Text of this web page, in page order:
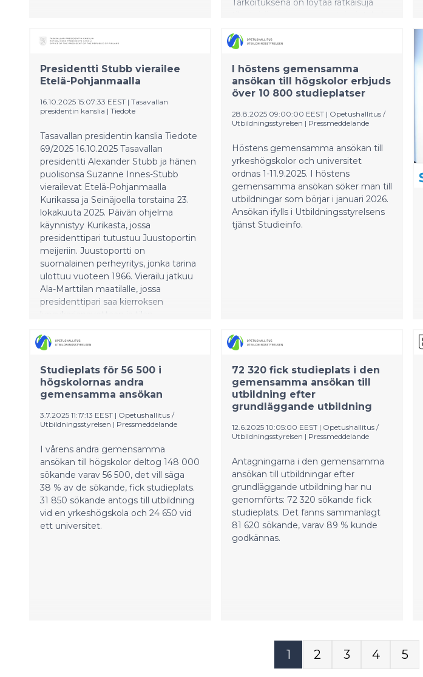
Tarkoituksena on löytää ratkaisuja
”Meidän on varmistettava, ettei
koulutusjärjestelmässä
väliinputoajaksi silloin, kun
toimintakyky ei riitä
Kuntouttavan opetuksen selvityksellä
haemme konkreettisia ratkaisuja ja
toimivia yhteistyömalleja nuorten
tueksi”, toteaa Kuntaliiton
erityisasiantuntija Ilkka Eronen.
Presidentti Stubb vierailee
Etelä-Pohjanmaalla
16.10.2025 15:07:33 EEST | Tasavallan
presidentin kanslia | Tiedote
Tasavallan presidentin kanslia Tiedote
69/2025 16.10.2025 Tasavallan
presidentti Alexander Stubb ja hänen
puolisonsa Suzanne Innes-Stubb
vierailevat Etelä-Pohjanmaalla
Kurikassa ja Seinäjoella torstaina 23.
lokakuuta 2025. Päivän ohjelma
käynnistyy Kurikasta, jossa
presidenttipari tutustuu Juustoportin
meijeriin. Juustoportti on
suomalainen perheyritys, jonka tarina
ulottuu vuoteen 1966. Vierailu jatkuu
Ala-Marttilan maatilalle, jossa
presidenttipari saa kierroksen
lypsykarjanavettaan ja tilan
myös vierailu Tuiskulan alakoulussa,
jossa presidenttipari tapaa oppilaita ja
koulun henkilökuntaa sekä seuraa
oppilaiden esityksiä. Iltapäivällä
presidenttipari siirtyy Seinäjoelle.
presidenttipari perehtyy kone- ja
tuotantotekniikan opetukseen sekä
opiskelijoita. Lisäksi vierailun aikana
presidentin puoliso Suzanne Innes-
Stubb ja Ukrainasta Suomeen
muuttaneet Sedun opiskelijat
tapaavat iltapäiväkahvill
I höstens gemensamma
ansökan till högskolor erbjuds
över 10 800 studieplatser
28.8.2025 09:00:00 EEST | Opetushallitus /
Utbildningsstyrelsen | Pressmeddelande
Höstens gemensamma ansökan till
yrkeshögskolor och universitet
ordnas 1-11.9.2025. I höstens
gemensamma ansökan söker man till
utbildningar som börjar i januari 2026.
Ansökan ifylls i Utbildningsstyrelsens
tjänst Studieinfo.
Studieplats för 56 500 i
högskolornas andra
gemensamma ansökan
3.7.2025 11:17:13 EEST | Opetushallitus /
Utbildningsstyrelsen | Pressmeddelande
I vårens andra gemensamma
ansökan till högskolor deltog 148 000
sökande varav 56 500, det vill säga
38 % av de sökande, fick studieplats.
31 850 sökande antogs till utbildning
vid en yrkeshögskola och 24 650 vid
ett universitet.
72 320 fick studieplats i den
gemensamma ansökan till
utbildning efter
grundläggande utbildning
12.6.2025 10:05:00 EEST | Opetushallitus /
Utbildningsstyrelsen | Pressmeddelande
Antagningarna i den gemensamma
ansökan till utbildningar efter
grundläggande utbildning har nu
genomförts: 72 320 sökande fick
studieplats. Det fanns sammanlagt
81 620 sökande, varav 89 % kunde
godkännas.
1 2 3 4 5